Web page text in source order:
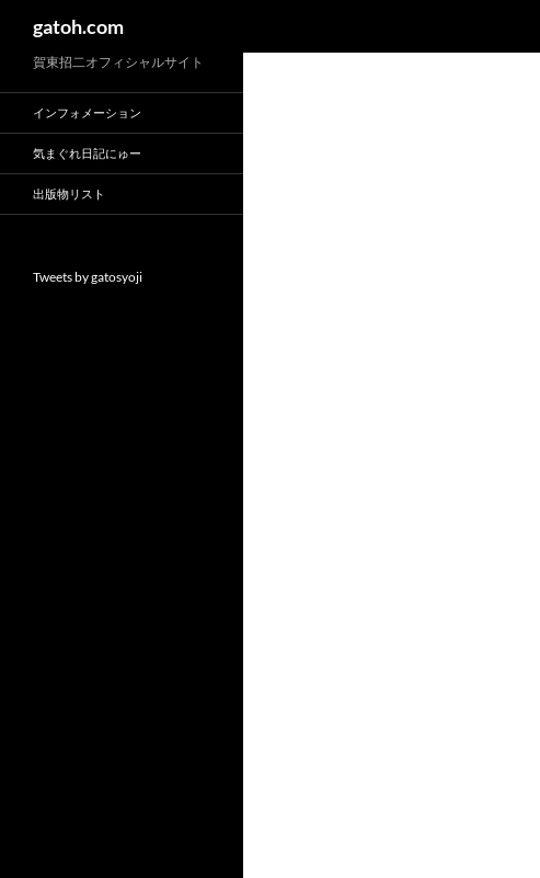
gatoh.com
賀東招二オフィシャルサイト
インフォメーション
気まぐれ日記にゅー
出版物リスト
Tweets by gatosyoji